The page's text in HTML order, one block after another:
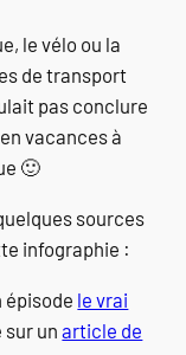
le vélo ou la
de transport
pas conclure
vacances à
🙂
sources
infographie :
épisode le vrai
sur unarticle de